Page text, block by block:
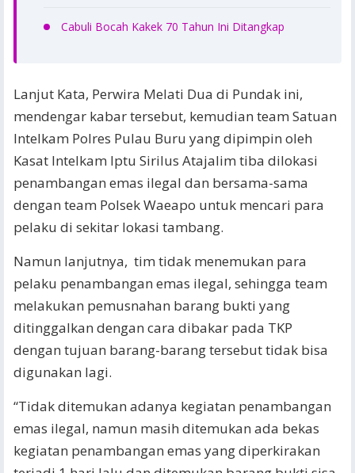
Cabuli Bocah Kakek 70 Tahun Ini Ditangkap
Lanjut Kata, Perwira Melati Dua di Pundak ini,
mendengar kabar tersebut, kemudian team Satuan
Intelkam Polres Pulau Buru yang dipimpin oleh
Kasat Intelkam Iptu Sirilus Atajalim tiba dilokasi
penambangan emas ilegal dan bersama-sama
dengan team Polsek Waeapo untuk mencari para
pelaku di sekitar lokasi tambang.
Namun lanjutnya, tim tidak menemukan para
pelaku penambangan emas ilegal, sehingga team
melakukan pemusnahan barang bukti yang
ditinggalkan dengan cara dibakar pada TKP
dengan tujuan barang-barang tersebut tidak bisa
digunakan lagi.
“Tidak ditemukan adanya kegiatan penambangan
emas ilegal, namun masih ditemukan ada bekas
kegiatan penambangan emas yang diperkirakan